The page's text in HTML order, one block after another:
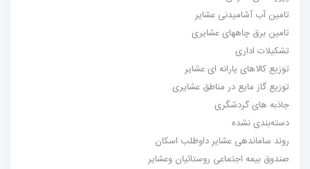
تامین آب آشامیدنی عشایر
تامین برق چاههای عشایری
تشکیلات اداری
توزیع کالاهای یارانه ای عشایر
توزیع گاز مایع در مناطق عشایری
جاذبه های گردشگری
دسته‌بندی نشده
روند ساماندهی عشایر داوطلب اسکان
صندوق بیمه اجتماعی روستائیان وعشایر